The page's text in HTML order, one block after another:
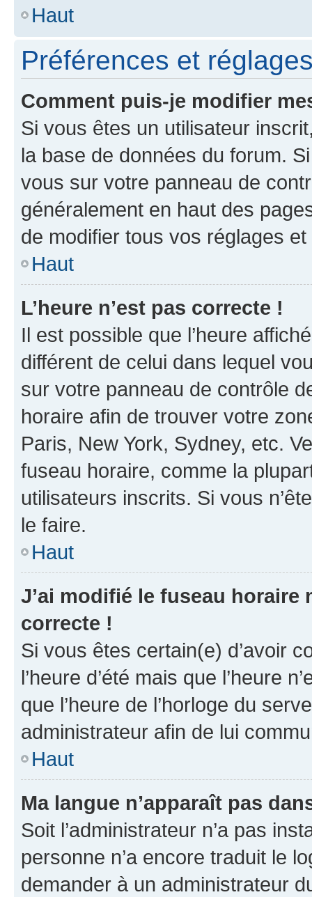
Haut
Préférences et
Comment puis-je modifier
Si vous êtes un utilisateur
la base de données du forum.
vous sur votre panneau de
généralement en haut des
de modifier tous vos réglages
Haut
L’heure n’est pas correcte !
Il est possible que l’heure
différent de celui dans lequel
sur votre panneau de contrôle
horaire afin de trouver votre
Paris, New York, Sydney, etc.
fuseau horaire, comme la
utilisateurs inscrits. Si vous
le faire.
Haut
J’ai modifié le fuseau horaire
correcte !
Si vous êtes certain(e) d’avoir
l’heure d’été mais que l’heure
que l’heure de l’horloge du
administrateur afin de lui
Haut
Ma langue n’apparaît pas
Soit l’administrateur n’a pas
personne n’a encore traduit le
demander à un administrateur